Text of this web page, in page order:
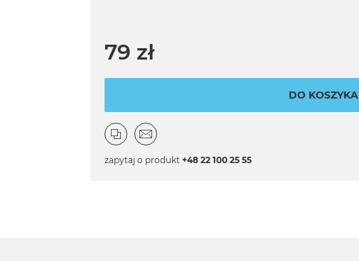
79 zł
DO KOSZYKA
zapytaj o produkt +48 22 100 25 55